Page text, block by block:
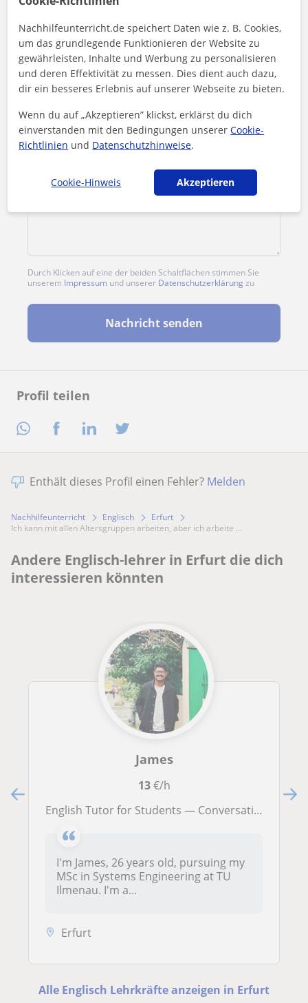
Profil teilen
Preis pro Stunde 25€/h
Durch Klicken auf eine der beiden Schaltflächen stimmen Sie
unserem Impressum und unserer Datenschutzerklärung zu
Nachricht senden
Enthält dieses Profil einen Fehler? Melden
Nachhilfeunterricht Englisch
Erfurt
Ich kann mit allen Altersgruppen arbeiten, aber ich arbeite ...
Andere Englisch-lehrer in Erfurt die dich
interessieren könnten
James
13€/h
English Tutor for Students — Conversational, Academic and Exam Preparation.
I'm James, 26 years old, pursuing my
MSc in Systems Engineering at TU
Ilmenau. I'm a...
Erfurt
Alle Englisch Lehrkräfte anzeigen in Erfurt
Nachhilfeunterricht.de speichert Daten wie z. B. Cookies,
um das grundlegende Funktionieren der Website zu
gewährleisten, Inhalte und Werbung zu personalisieren
und deren Effektivität zu messen. Dies dient auch dazu,
dir ein besseres Erlebnis auf unserer Webseite zu bieten.
Wenn du auf „Akzeptieren” klickst, erklärst du dich
einverstanden mit den Bedingungen unsererCookie-
Richtlinien und Datenschutzhinweise.
Cookie-Hinweis Akzeptieren